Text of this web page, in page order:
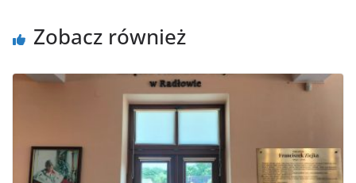
Zobacz również